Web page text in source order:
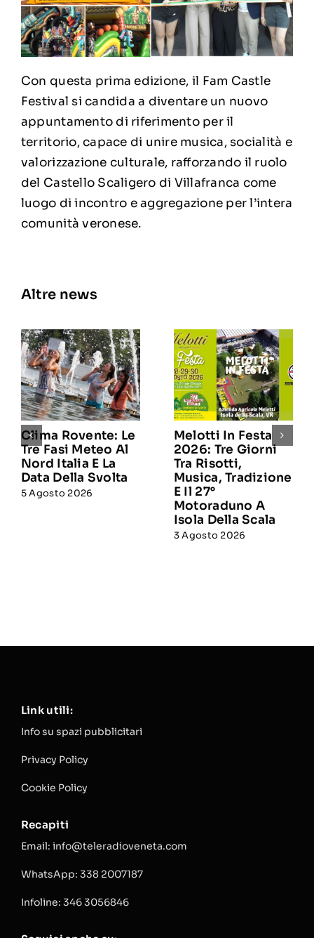
Con questa prima edizione, il Fam Castle
Festival si candida a diventare un nuovo
appuntamento di riferimento per il
territorio, capace di unire musica, socialità e
valorizzazione culturale, rafforzando il ruolo
del Castello Scaligero di Villafranca come
luogo di incontro e aggregazione per l’intera
comunità veronese.
Altre news
Clima Rovente: Le
Tre Fasi Meteo Al
Nord Italia E La
Data Della Svolta
5 Agosto 2026
Melotti In Festa
2026: Tre Giorni
Tra Risotti,
Musica, Tradizione
E Il 27°
Motoraduno A
Isola Della Scala
3 Agosto 2026
Link utili:
Info su spazi pubblicitari
Privacy Policy
Cookie Policy
Recapiti
Email: info@teleradioveneta.com
WhatsApp: 338 2007187
Infoline: 346 3056846